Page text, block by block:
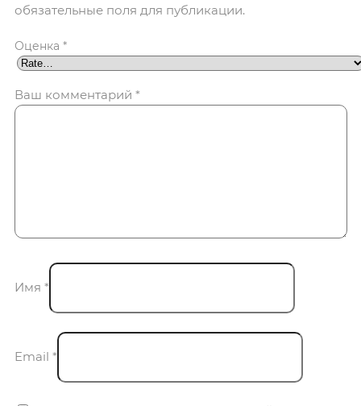
обязательные поля для публикации.
Оценка *
Ваш комментарий *
Имя *
Email *